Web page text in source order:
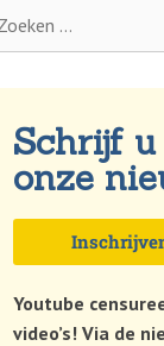
Schrijf
onze
Youtube
video’s! Via de